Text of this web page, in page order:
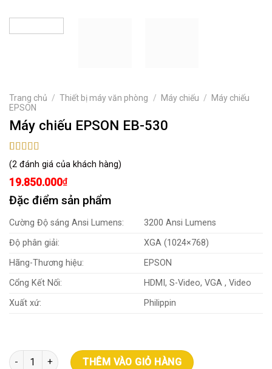
Trang chủ / Thiết bị máy văn phòng / Máy chiếu /
Máy chiếu
EPSON
Máy chiếu EPSON EB-530
5.00trên 5
dựa trên
2
đánh giá
(2 đánh giá của khách hàng)
19.850.000₫
Đặc điểm sản phẩm
Cường Độ sáng Ansi Lumens:
3200 Ansi Lumens
Độ phân giải:
XGA (1024×768)
Hãng-Thương hiệu:
EPSON
Cổng Kết Nối:
HDMI, S-Video, VGA , Video
Xuất xứ:
Philippin
Máy chiếu EPSON EB-530 số lượng
THÊM VÀO GIỎ HÀNG